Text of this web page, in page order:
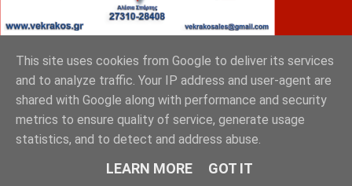
ΦΟΥΝΤΑΣ
This site uses cookies from Google to deliver its services
and to analyze traffic. Your IP address and user-agent are
shared with Google along with performance and security
metrics to ensure quality of service, generate usage
statistics, and to detect and address abuse.
LEARN MORE GOT IT